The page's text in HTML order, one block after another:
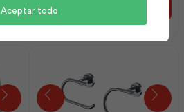
Aceptar todo